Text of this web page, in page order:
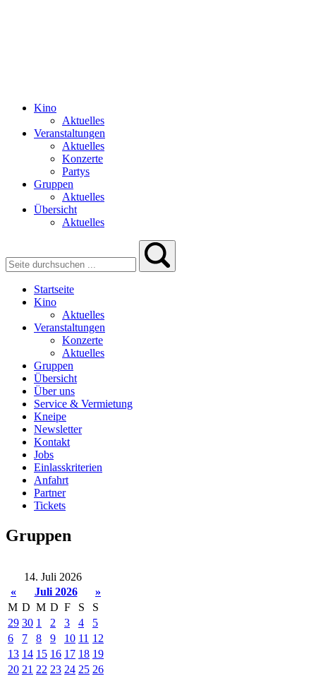
Kino
Aktuelles
Veranstaltungen
Aktuelles
Konzerte
Partys
Gruppen
Aktuelles
Übersicht
Aktuelles
Startseite
Kino
Aktuelles
Veranstaltungen
Konzerte
Aktuelles
Gruppen
Übersicht
Über uns
Service & Vermietung
Kneipe
Newsletter
Kontakt
Jobs
Einlasskriterien
Anfahrt
Partner
Tickets
Gruppen
14. Juli 2026
«
Juli 2026
»
M D M D F S
S
29 30 1 2 3 4
5
6
7 8 9 10 11 12
13 14 15 16 17 18 19
20 21 22 23 24 25 26